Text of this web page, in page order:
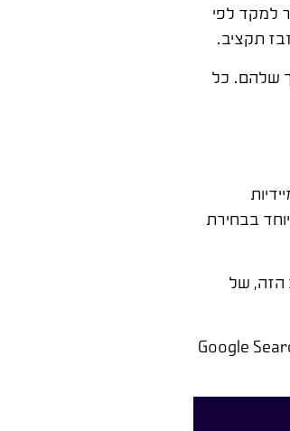
למקד לפי
תקציב.
שלהם. כל
בבחירת
הזה, של
Google